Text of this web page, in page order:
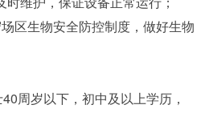
区生物安全防控制度，做好生物
周岁以下，初中及以上学历，